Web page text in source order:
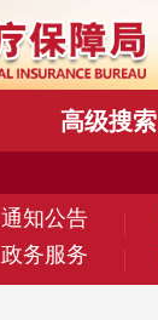
通知公告
政务服务
高级搜索